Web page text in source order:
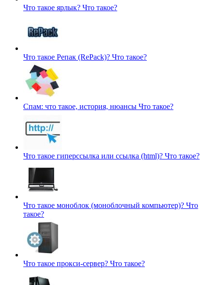
Что такое ярлык? Что такое?
Что такое Репак (RePack)? Что такое?
Спам: что такое, история, нюансы Что такое?
Что такое гиперссылка или ссылка (html)? Что такое?
Что такое моноблок (моноблочный компьютер)? Что
такое?
Что такое прокси-сервер? Что такое?